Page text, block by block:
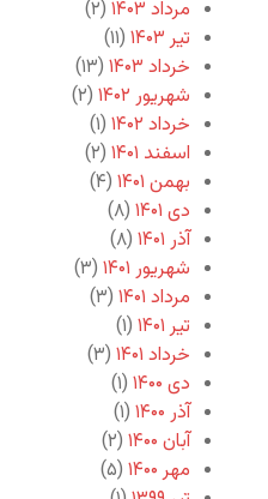
مرداد ۱۴۰۳
(۲)
تیر ۱۴۰۳
(۱۱)
خرداد ۱۴۰۳
(۱۳)
شهریور ۱۴۰۲
(۲)
خرداد ۱۴۰۲
(۱)
اسفند ۱۴۰۱
(۲)
بهمن ۱۴۰۱
(۴)
دی ۱۴۰۱
(۸)
آذر ۱۴۰۱
(۸)
شهریور ۱۴۰۱
(۳)
مرداد ۱۴۰۱
(۳)
تیر ۱۴۰۱
(۱)
خرداد ۱۴۰۱
(۳)
دی ۱۴۰۰
(۱)
آذر ۱۴۰۰
(۱)
آبان ۱۴۰۰
(۲)
مهر ۱۴۰۰
(۵)